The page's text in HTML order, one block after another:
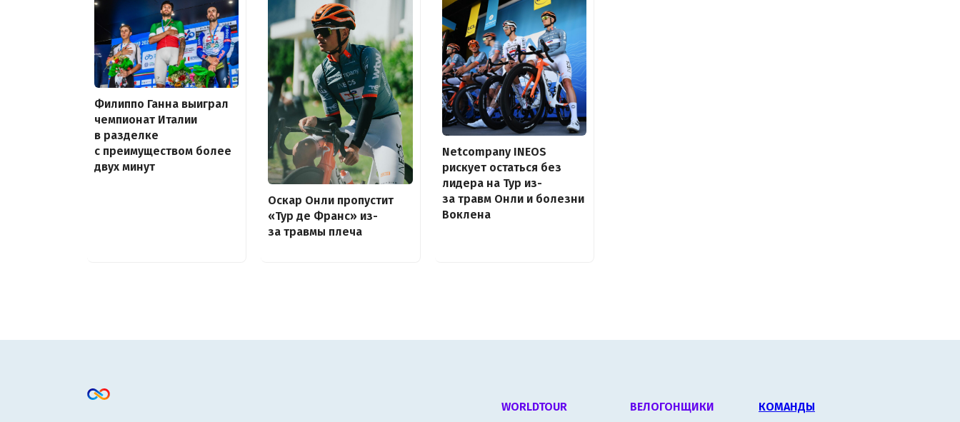
Филиппо Ганна выиграл
чемпионат Италии
в разделке
с преимуществом более
двух минут
Оскар Онли пропустит
«Тур де Франс» из-
за травмы плеча
Netcompany INEOS
рискует остаться без
лидера на Тур из-
за травм Онли и болезни
Воклена
WORLDTOUR ВЕЛОГОНЩИКИ КОМАНДЫ